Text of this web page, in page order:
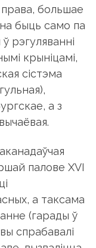
права, большае
быць само па
рэгуляванні
крыніцамі,
сістэма
а з
палове ХVІ
а таксама
(гарады ў
спрабавалі